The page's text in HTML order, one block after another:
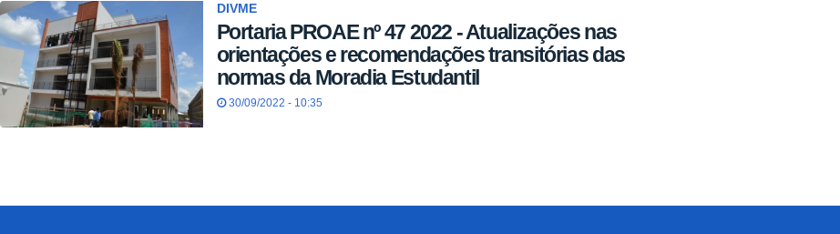
DIVME
Portaria PROAE nº 47 2022 - Atualizações nas
orientações e recomendações transitórias das
normas da Moradia Estudantil
30/09/2022 - 10:35